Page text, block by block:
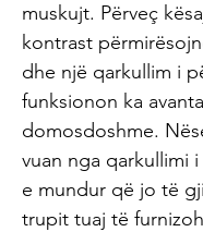
muskujt. Përveç
kontrast
dhe një qarkullim i
funksionon ka
domosdoshme.
vuan nga qarkullimi
e mundur që jo të
trupit tuaj të